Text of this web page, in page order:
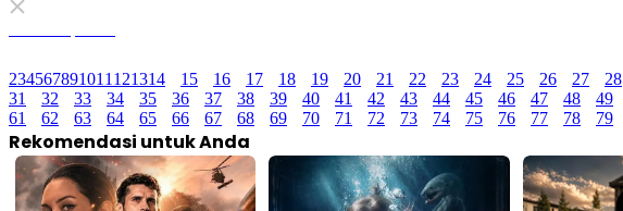
234567891011 121314 15 16 17 18 19 20 21 22 23 24 25 26 27 28
31
32 33 34 35 36 37 38 39 40 41 42 43 44 45 46 47 48 49
61
62 63 64 65 66 67 68 69 70 71 72 73 74 75 76 77 78 79
Rekomendasi untuk Anda